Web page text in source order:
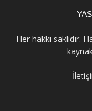
Her hakkı saklıdır.